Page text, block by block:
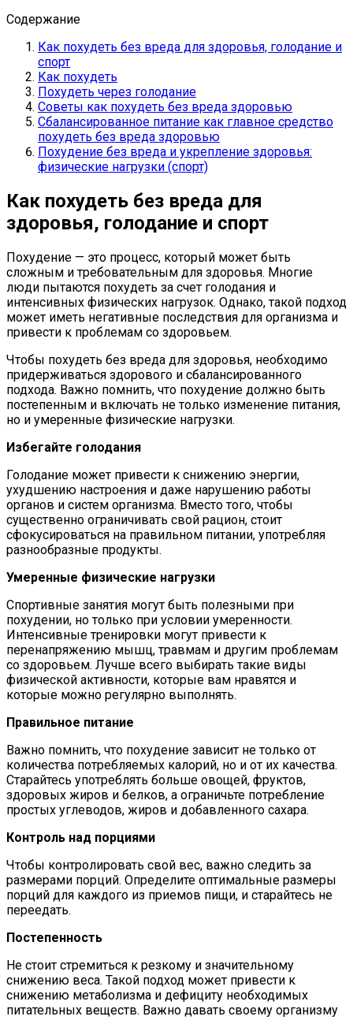
Содержание
Как похудеть без вреда для здоровья, голодание и
спорт
Как похудеть
Похудеть через голодание
Советы как похудеть без вреда здоровью
Сбалансированное питание как главное средство
похудеть без вреда здоровью
Похудение без вреда и укрепление здоровья:
физические нагрузки (спорт)
Как похудеть без вреда для
здоровья, голодание и спорт
Похудение — это процесс, который может быть
сложным и требовательным для здоровья. Многие
люди пытаются похудеть за счет голодания и
интенсивных физических нагрузок. Однако, такой подход
может иметь негативные последствия для организма и
привести к проблемам со здоровьем.
Чтобы похудеть без вреда для здоровья, необходимо
придерживаться здорового и сбалансированного
подхода. Важно помнить, что похудение должно быть
постепенным и включать не только изменение питания,
но и умеренные физические нагрузки.
Избегайте голодания
Голодание может привести к снижению энергии,
ухудшению настроения и даже нарушению работы
органов и систем организма. Вместо того, чтобы
существенно ограничивать свой рацион, стоит
сфокусироваться на правильном питании, употребляя
разнообразные продукты.
Умеренные физические нагрузки
Спортивные занятия могут быть полезными при
похудении, но только при условии умеренности.
Интенсивные тренировки могут привести к
перенапряжению мышц, травмам и другим проблемам
со здоровьем. Лучше всего выбирать такие виды
физической активности, которые вам нравятся и
которые можно регулярно выполнять.
Правильное питание
Важно помнить, что похудение зависит не только от
количества потребляемых калорий, но и от их качества.
Старайтесь употреблять больше овощей, фруктов,
здоровых жиров и белков, а ограничьте потребление
простых углеводов, жиров и добавленного сахара.
Контроль над порциями
Чтобы контролировать свой вес, важно следить за
размерами порций. Определите оптимальные размеры
порций для каждого из приемов пищи, и старайтесь не
переедать.
Постепенность
Не стоит стремиться к резкому и значительному
снижению веса. Такой подход может привести к
снижению метаболизма и дефициту необходимых
питательных веществ. Важно давать своему организму